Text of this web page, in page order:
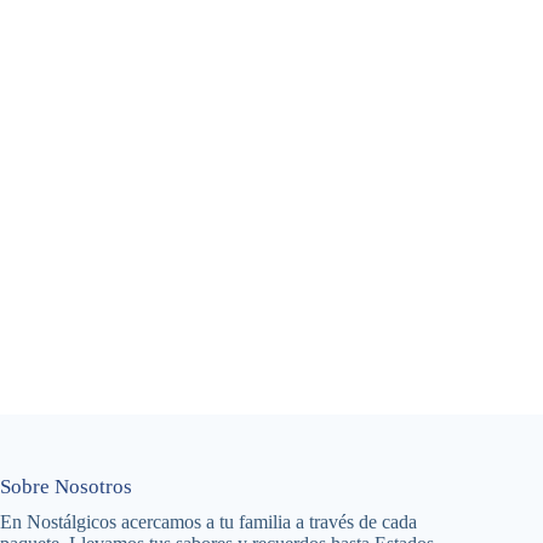
Sobre Nosotros
En Nostálgicos acercamos a tu familia a través de cada